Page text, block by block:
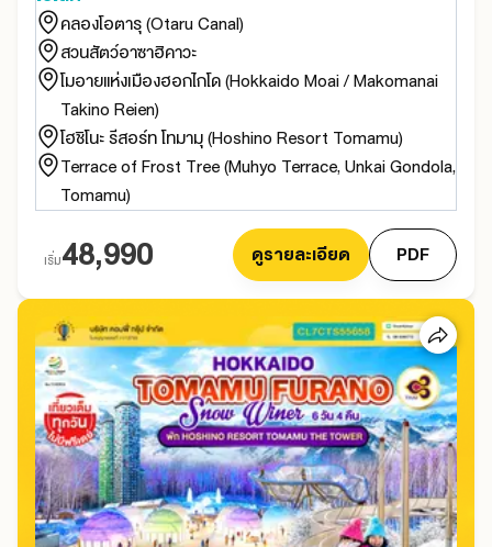
คลองโอตารุ (Otaru Canal)
สวนสัตว์อาซาฮิคาวะ
โมอายแห่งเมืองฮอกไกโด (Hokkaido Moai / Makomanai
Takino Reien)
โฮชิโนะ รีสอร์ท โทมามุ (Hoshino Resort Tomamu)
Terrace of Frost Tree (Muhyo Terrace, Unkai Gondola,
Tomamu)
เริ่ม48,990 ดูรายละเอียด PDF